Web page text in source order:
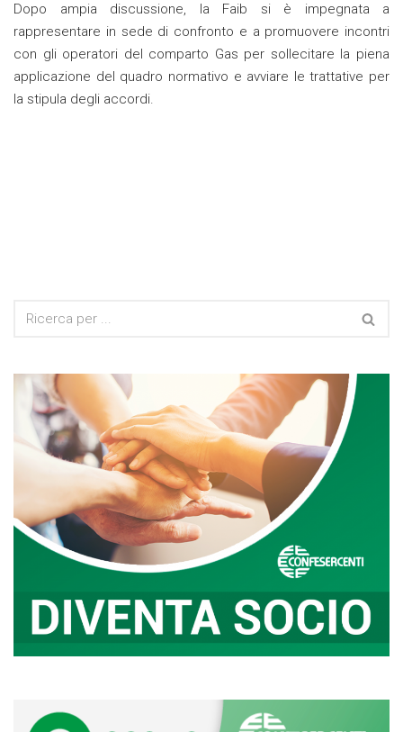
Dopo ampia discussione, la Faib si è impegnata a
rappresentare in sede di confronto e a promuovere incontri
con gli operatori del comparto Gas per sollecitare la piena
applicazione del quadro normativo e avviare le trattative per
la stipula degli accordi.